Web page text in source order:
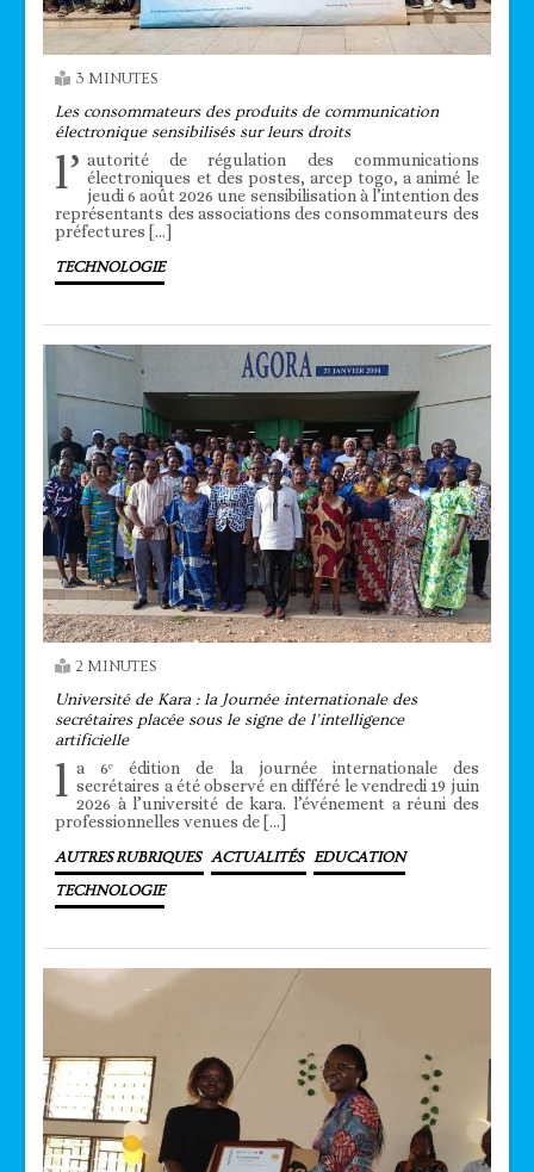
3 MINUTES
Les consommateurs des produits de communication
électronique sensibilisés sur leurs droits
l’ autorité de régulation des communications
électroniques et des postes, arcep togo, a animé le
jeudi 6 août 2026 une sensibilisation à l’intention des
représentants des associations des consommateurs des
préfectures […]
TECHNOLOGIE
2 MINUTES
Université de Kara : la Journée internationale des
secrétaires placée sous le signe de l’intelligence
artificielle
l a 6ᵉ édition de la journée internationale des
secrétaires a été observé en différé le vendredi 19 juin
2026 à l’université de kara. l’événement a réuni des
professionnelles venues de […]
AUTRES RUBRIQUES ACTUALITÉS EDUCATION
TECHNOLOGIE